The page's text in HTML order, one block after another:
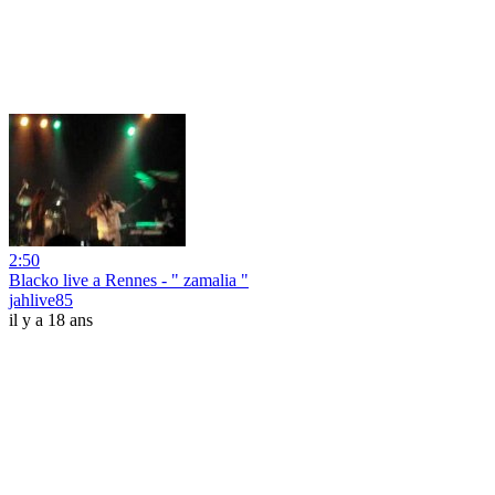
2:50
Blacko live a Rennes - " zamalia "
jahlive85
il y a 18 ans